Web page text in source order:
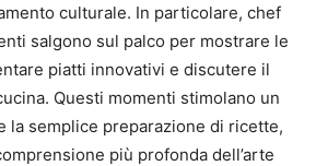
culturale. In particolare, chef
salgono sul palco per mostrare le
piatti innovativi e discutere il
Questi momenti stimolano un
la semplice preparazione di ricette,
più profonda dell’arte